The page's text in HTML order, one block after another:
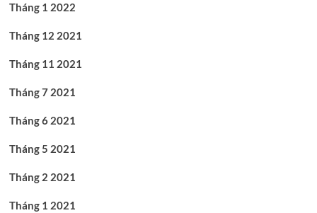
Tháng 1 2022
Tháng 12 2021
Tháng 11 2021
Tháng 7 2021
Tháng 6 2021
Tháng 5 2021
Tháng 2 2021
Tháng 1 2021